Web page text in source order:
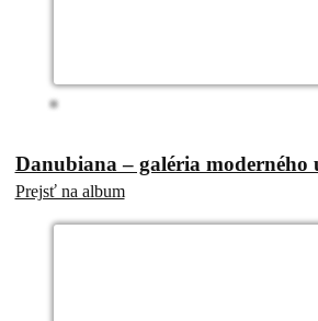
Danubiana – galéria moderného
Prejsť na album